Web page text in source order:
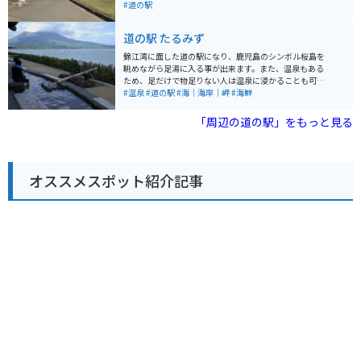
力満点です。 道の駅には、レストランや特産品販売所が
しむことができます。また、錦江湾や桜島を一望できる
展望台もあり、絶景を眺めながら休憩することができま
す。 バイクで訪れる際は、道の駅から少し足を延ばし
て、桜島を一周する「桜島一周道路」を走ってみるのも
おすすめです。変化に富んだ景色を楽しみながら、爽快
ポイント】 * 桜島を間近に見ることができる * 地元の食
#道の駅
道の駅 たるみず
錦江湾に面した道の駅になり、鹿児島のシンボル桜島を
眺めながら足湯に入る事が出来ます。また、温泉もある
ため、足だけで物足りない人は温泉に浸かることも可能
です。垂水市はカンパチの養殖日本一の為、レストラン
#温泉#道の駅#海｜海岸｜岬#海鮮
「周辺の道の駅」をもっと見る
オススメスポット紹介記事